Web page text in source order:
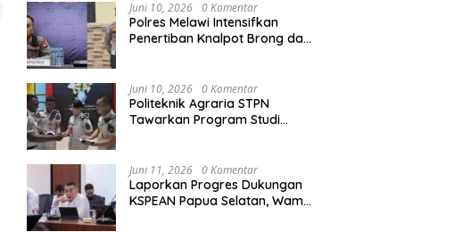
Masyarakat Dapat Jadwal
Ukur Tanah yang Lebih Jelas
Terjadwal
Kementerian ATR/BPN Raih
2026
Juni 10, 2026 0 Komentar
Polres Melawi Intensifkan
Penertiban Knalpot Brong dan
Juni 10, 2026 0 Komentar
Politeknik Agraria STPN
Tawarkan Program Studi
Juni 11, 2026 0 Komentar
Laporkan Progres Dukungan
KSPEAN Papua Selatan, Wamen